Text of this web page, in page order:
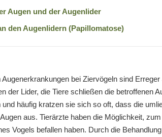
Augen und der Augenlider
den Augenlidern (Papillomatose)
bei Ziervögeln sind
der Lider, die Tiere schließen die betroffenen
häufig kratzen sie sich so oft, dass die
aus. Tierärzte haben die Möglichkeit,
Vogels befallen haben. Durch die